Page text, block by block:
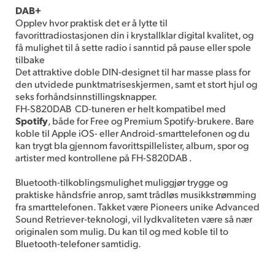
DAB+
Opplev hvor praktisk det er å lytte til
favorittradiostasjonen din i krystallklar digital kvalitet, og
få mulighet til å sette radio i sanntid på pause eller spole
tilbake
Det attraktive doble DIN-designet til har masse plass for
den utvidede punktmatriseskjermen, samt et stort hjul og
seks forhåndsinnstillingsknapper.
FH-S820DAB CD-tuneren er helt kompatibel med
Spotify, både for Free og Premium Spotify-brukere. Bare
koble til Apple iOS- eller Android-smarttelefonen og du
kan trygt bla gjennom favorittspillelister, album, spor og
artister med kontrollene på FH-S820DAB .
Bluetooth-tilkoblingsmulighet muliggjør trygge og
praktiske håndsfrie anrop, samt trådløs musikkstrømming
fra smarttelefonen. Takket være Pioneers unike Advanced
Sound Retriever-teknologi, vil lydkvaliteten være så nær
originalen som mulig. Du kan til og med koble til to
Bluetooth-telefoner samtidig.